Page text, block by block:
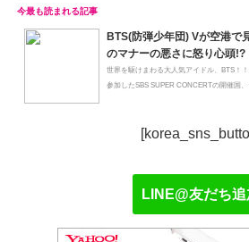
BTS(防弾少年団) Vが空港で
のマナーの悪さに怒り心頭!?
世界を駆けまわる大人気アイドル、BTS！
参加したSBS SUPER CONCERTの開催国
LINE@友だち追